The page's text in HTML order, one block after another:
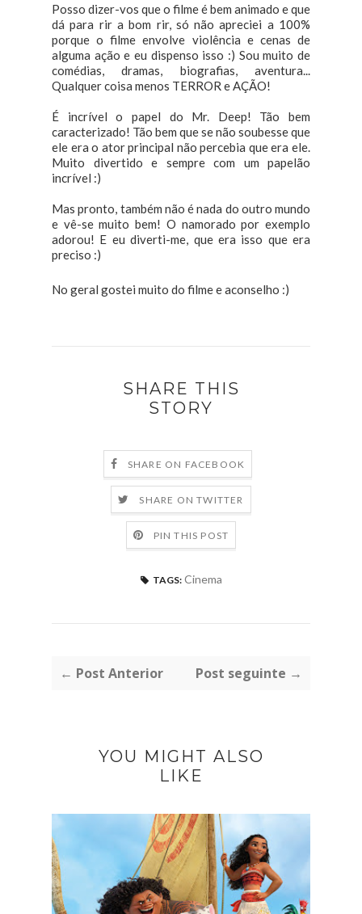
Posso dizer-vos que o filme é bem animado e que
dá para rir a bom rir, só não apreciei a 100%
porque o filme envolve violência e cenas de
alguma ação e eu dispenso isso :) Sou muito de
comédias, dramas, biografias, aventura...
Qualquer coisa menos TERROR e AÇÃO!
É incrível o papel do Mr. Deep! Tão bem
caracterizado! Tão bem que se não soubesse que
ele era o ator principal não percebia que era ele.
Muito divertido e sempre com um papelão
incrível :)
Mas pronto, também não é nada do outro mundo
e vê-se muito bem! O namorado por exemplo
adorou! E eu diverti-me, que era isso que era
preciso :)
No geral gostei muito do filme e aconselho :)
SHARE THIS
STORY
SHARE ON FACEBOOK
SHARE ON TWITTER
PIN THIS POST
TAGS: Cinema
← Post Anterior Post seguinte →
YOU MIGHT ALSO
LIKE